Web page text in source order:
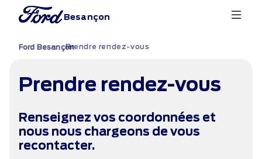
Besançon
Ford Besançon
›
Prendre rendez-vous
Prendre rendez-vous
Renseignez vos coordonnées et
nous nous chargeons de vous
recontacter.